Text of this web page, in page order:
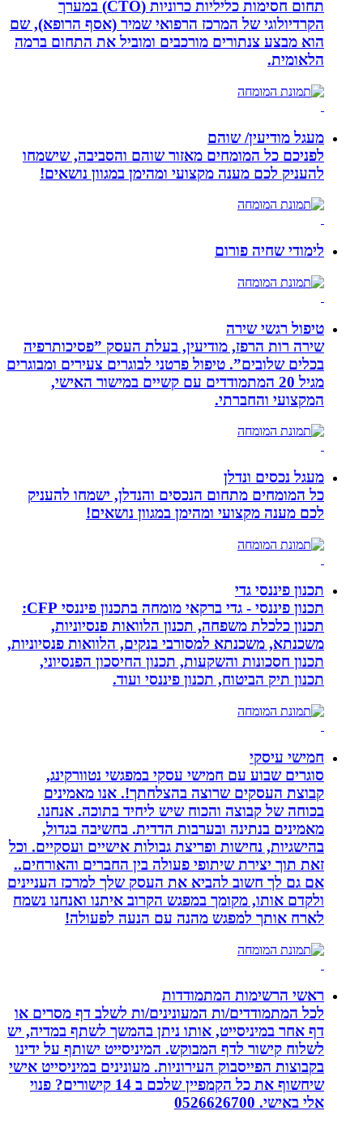
תחום חסימות כליליות כרוניות (CTO) במערך
הקרדיולוגי של המרכז הרפואי שמיר (אסף הרופא), שם
הוא מבצע צנתורים מורכבים ומוביל את התחום ברמה
הלאומית.
מעגל מודיעין/ שוהם
לפניכם כל המומחים מאזור שוהם והסביבה, שישמחו
להעניק לכם מענה מקצועי ומהימן במגוון נושאים!
לימודי שחיה פורום
טיפול רגשי שירה
שירה רות הרפז, מודיעין, בעלת העסק ”פסיכותרפיה
בכלים שלובים”. טיפול פרטני לבוגרים צעירים ומבוגרים
מגיל 20 המתמודדים עם קשיים במישור האישי,
המקצועי והחברתי.
מעגל נכסים ונדלן
כל המומחים מתחום הנכסים והנדלן, ישמחו להעניק
לכם מענה מקצועי ומהימן במגוון נושאים!
תכנון פיננסי גדי
תכנון פיננסי - גדי ברקאי מומחה בתכנון פיננסי CFP:
תכנון כלכלת משפחה, תכנון הלוואות פנסיוניות,
משכנתא, משכנתא למסורבי בנקים, הלוואות פנסיוניות,
תכנון חסכונות והשקעות, תכנון החיסכון הפנסיוני,
תכנון תיק הביטוח, תכנון פיננסי ועוד.
חמישי עיסקי
סוגרים שבוע עם חמישי עסקי במפגשי נטוורקינג,
קבוצת העסקים שרוצה בהצלחתך!. אנו מאמינים
בכוחה של קבוצה והכוח שיש ליחיד בתוכה. אנחנו.
מאמינים בנתינה ובערבות הדדית. בחשיבה בגדול,
בהישגיות, נחישות ופריצת גבולות אישיים ועסקיים. וכל
זאת תוך יצירת שיתופי פעולה בין החברים והאורחים..
אם גם לך חשוב להביא את העסק שלך למרכז העניינים
ולקדם אותו, מקומך במפגש הקרוב איתנו ואנחנו נשמח
לארח אותך למפגש מהנה עם הנעה לפעולה!
ראשי הרשימות המתמודדות
לכל המתמודדים/ות המעונינים/ות לשלב דף מסרים או
דף אחר במיניסייט, אותו ניתן בהמשך לשתף במדיה, יש
לשלוח קישור לדף המבוקש. המיניסייט ישותף על ידינו
בקבוצות הפייסבוק העירוניות. מעונינים במיניסייט אישי
שיחשוף את כל הקמפיין שלכם ב 14 קישורים? פנוי
אלי באישי. 0526626700